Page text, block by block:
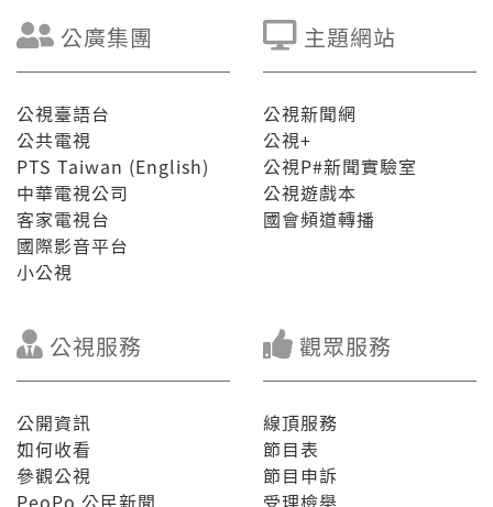
公廣集團
公視臺語台
公共電視
PTS Taiwan (English)
中華電視公司
客家電視台
國際影音平台
小公視
主題網站
公視新聞網
公視+
公視P#新聞實驗室
公視遊戲本
國會頻道轉播
公視服務
公開資訊
如何收看
參觀公視
觀眾服務
線頂服務
節目表
節目申訴